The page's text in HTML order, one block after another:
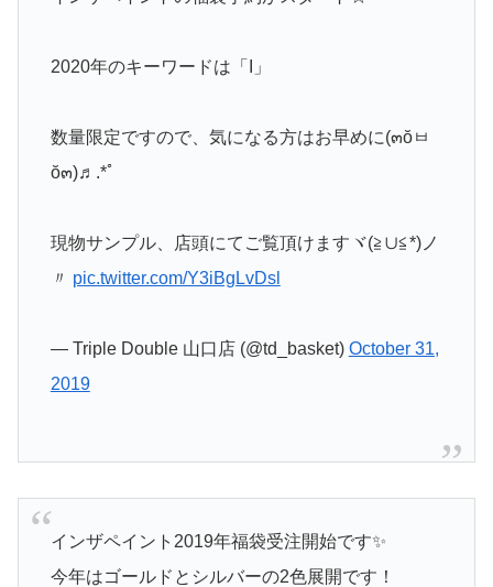
2020年のキーワードは「I」
数量限定ですので、気になる方はお早めに(๓ŏㅂ
ŏ๓)♬.*ﾟ
現物サンプル、店頭にてご覧頂けますヾ(≧∪≦*)ノ
〃 pic.twitter.com/Y3iBgLvDsl
— Triple Double 山口店 (@td_basket) October 31,
2019
インザペイント2019年福袋受注開始です✨
今年はゴールドとシルバーの2色展開です！